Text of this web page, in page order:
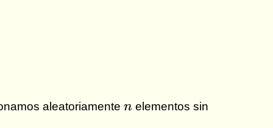
aleatoriamente n
nelementos sin